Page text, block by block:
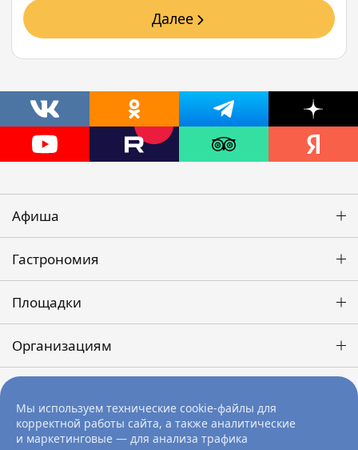
Мы используем технические cookie-файлы для
корректной работы сайта, а также аналитические
и маркетинговые — для анализа трафика
Далее
Афиша
Гастрономия
Площадки
Организациям